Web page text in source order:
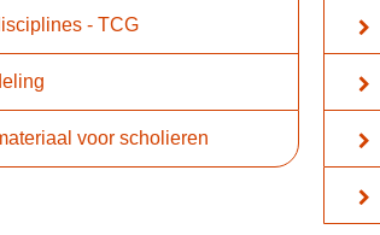
- TCG
voor scholieren